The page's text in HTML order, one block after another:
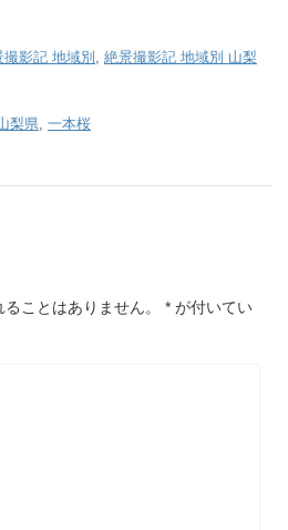
撮影記 地域別 , 絶景撮影記 地域別 山梨
梨県, 一本桜
ことはありません。 * が付いてい